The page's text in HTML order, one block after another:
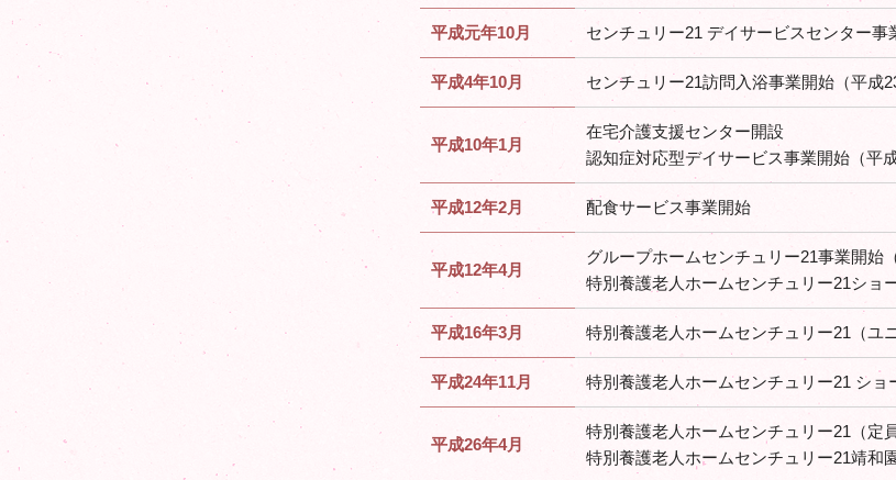
平成元年10月 センチュリー21 デイサービスセンター事
平成4年10月 センチュリー21訪問入浴事業開始（平成
平成10年1月
在宅介護支援センター開設
認知症対応型デイサービス事業開始（平
平成12年2月 配食サービス事業開始
平成12年4月
グループホームセンチュリー21事業開始
特別養護老人ホームセンチュリー21ショ
平成16年3月 特別養護老人ホームセンチュリー21（ユ
平成24年11月 特別養護老人ホームセンチュリー21 ショ
平成26年4月
特別養護老人ホームセンチュリー21（定
特別養護老人ホームセンチュリー21靖和